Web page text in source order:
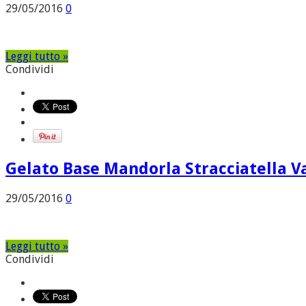
29/05/2016 0
Leggi tutto »
Condividi
Gelato Base Mandorla Stracciatella
29/05/2016 0
Leggi tutto »
Condividi